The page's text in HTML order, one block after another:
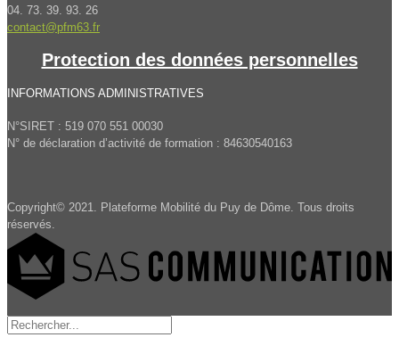
04. 73. 39. 93. 26
contact@pfm63.fr
Protection des données personnelles
INFORMATIONS ADMINISTRATIVES
N°SIRET : 519 070 551 00030
N° de déclaration d’activité de formation : 84630540163
Copyright© 2021. Plateforme Mobilité du Puy de Dôme. Tous droits
réservés.